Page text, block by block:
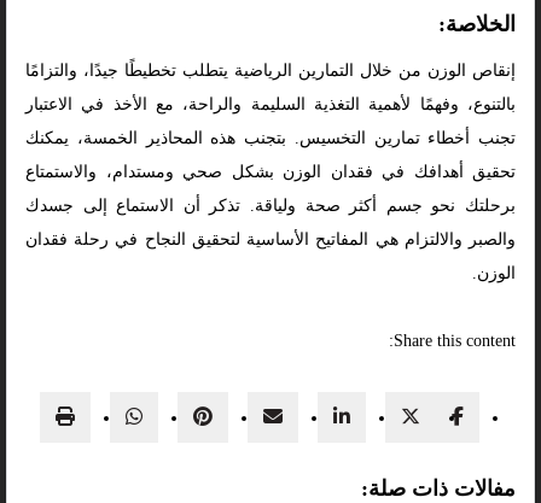
الخلاصة:
إنقاص الوزن من خلال التمارين الرياضية يتطلب تخطيطًا جيدًا، والتزامًا
بالتنوع، وفهمًا لأهمية التغذية السليمة والراحة، مع الأخذ في الاعتبار
تجنب أخطاء تمارين التخسيس. بتجنب هذه المحاذير الخمسة، يمكنك
تحقيق أهدافك في فقدان الوزن بشكل صحي ومستدام، والاستمتاع
برحلتك نحو جسم أكثر صحة ولياقة. تذكر أن الاستماع إلى جسدك
والصبر والالتزام هي المفاتيح الأساسية لتحقيق النجاح في رحلة فقدان
الوزن.
Share this content:
مفالات ذات صلة: